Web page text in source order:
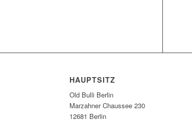
HAUPTSITZ
Old Bulli Berlin
Marzahner Chaussee 230
12681 Berlin